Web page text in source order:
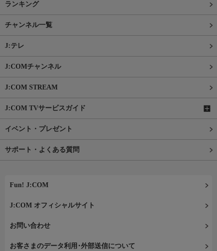
ランキング
チャンネル一覧
J:テレ
J:COMチャンネル
J:COM STREAM
J:COM TVサービスガイド
イベント・プレゼント
サポート・よくある質問
Fun! J:COM
J:COM オフィシャルサイト
お問い合わせ
お客さまのデータ利用･外部送信について